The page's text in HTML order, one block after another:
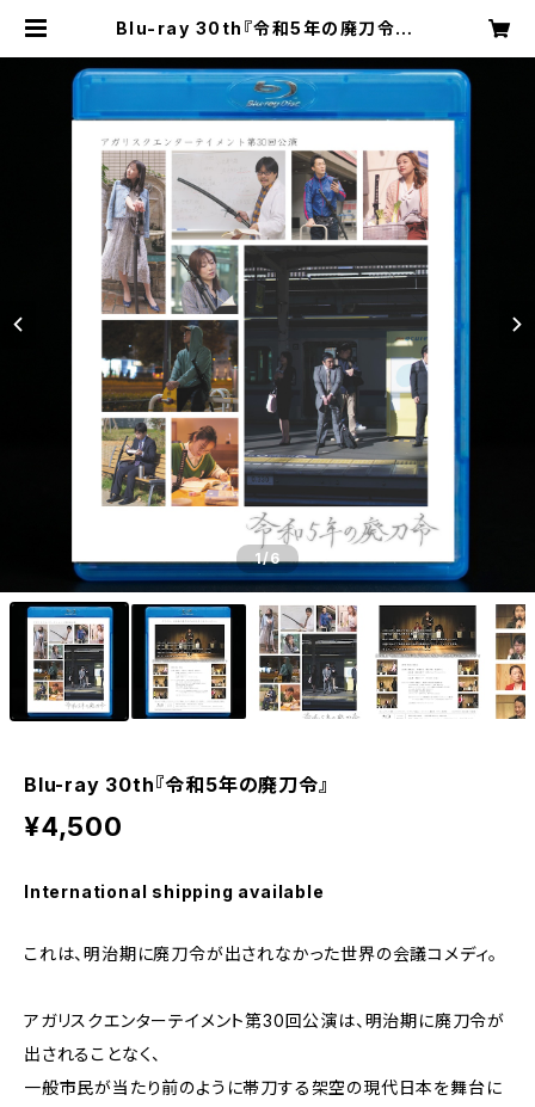
Blu-ray 30th『令和5年の廃刀令』 |
1/6
Blu-ray 30th『令和5年の廃刀令』
¥4,500
International shipping available
これは、明治期に廃刀令が出されなかった世界の会議コメディ。
アガリスクエンターテイメント第30回公演は、明治期に廃刀令が
出されることなく、
一般市民が当たり前のように帯刀する架空の現代日本を舞台に